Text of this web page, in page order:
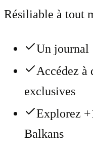
Résiliable à tout
Un journal
Accédez à
exclusives
Explorez
Balkans